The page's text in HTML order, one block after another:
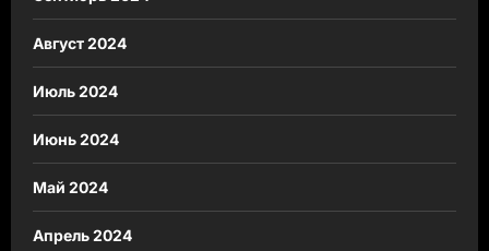
Август 2024
Июль 2024
Июнь 2024
Май 2024
Апрель 2024